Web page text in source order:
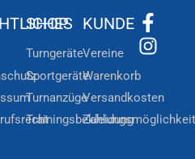
SHOP
Turngeräte
Sportgeräte
Turnanzüge
Trainingsbekleidung
KUNDE
Vereine
Warenkorb
Versandkosten